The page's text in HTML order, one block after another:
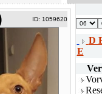
ID: 1059620
D
E